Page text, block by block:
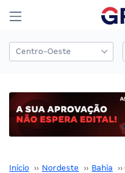
Início ›› Nordeste ›› Bahia ››